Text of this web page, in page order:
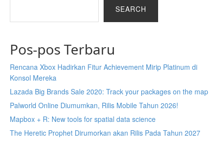
SEARCH
Pos-pos Terbaru
Rencana Xbox Hadirkan Fitur Achievement Mirip Platinum di
Konsol Mereka
Lazada Big Brands Sale 2020: Track your packages on the map
Palworld Online Diumumkan, Rilis Mobile Tahun 2026!
Mapbox + R: New tools for spatial data science
The Heretic Prophet Dirumorkan akan Rilis Pada Tahun 2027